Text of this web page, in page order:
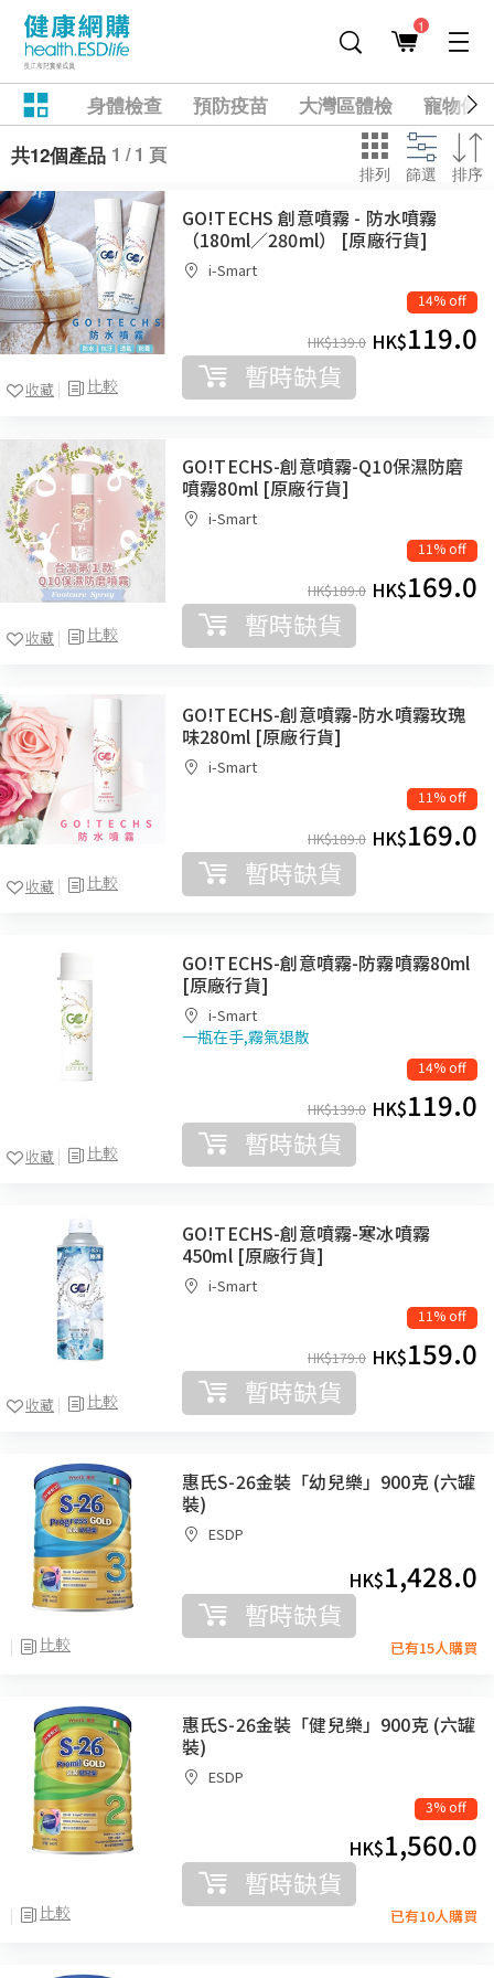
1
身體檢查 預防疫苗 大灣區體檢
寵物健
共12個產品 1 / 1 頁
排列 篩選 排序
比較
收藏
GO!TECHS 創意噴霧 - 防水噴霧
（180ml／280ml） [原廠行貨]
i-Smart
14% off
HK$139.0 HK$119.0
暫時缺貨
比較
收藏
GO!TECHS-創意噴霧-Q10保濕防磨
噴霧80ml [原廠行貨]
i-Smart
11% off
HK$189.0 HK$169.0
暫時缺貨
比較
收藏
GO!TECHS-創意噴霧-防水噴霧玫瑰
味280ml [原廠行貨]
i-Smart
11% off
HK$189.0 HK$169.0
暫時缺貨
比較
收藏
GO!TECHS-創意噴霧-防霧噴霧80ml
[原廠行貨]
i-Smart
一瓶在手,霧氣退散
14% off
HK$139.0 HK$119.0
暫時缺貨
比較
收藏
GO!TECHS-創意噴霧-寒冰噴霧
450ml [原廠行貨]
i-Smart
11% off
HK$179.0 HK$159.0
暫時缺貨
比較
惠氏S-26金裝「幼兒樂」900克 (六罐
裝)
ESDP
HK$1,428.0
暫時缺貨
已有15人購買
比較
惠氏S-26金裝「健兒樂」900克 (六罐
裝)
ESDP
3% off
HK$1,560.0
暫時缺貨
已有10人購買